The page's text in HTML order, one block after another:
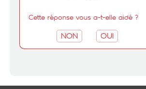
Cette réponse vous a-t-elle aidé ?
NON OUI